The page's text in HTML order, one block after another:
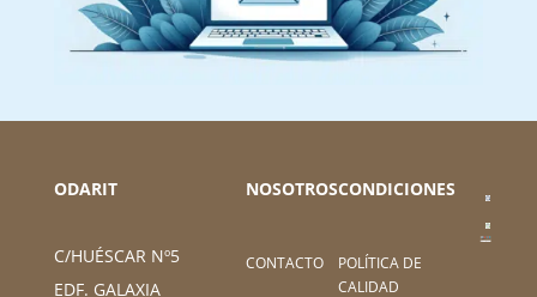
ODARIT
C/HUÉSCAR Nº5
EDF. GALAXIA
NOSOTROS
CONTACTO
CONDICIONES
POLÍTICA DE
CALIDAD